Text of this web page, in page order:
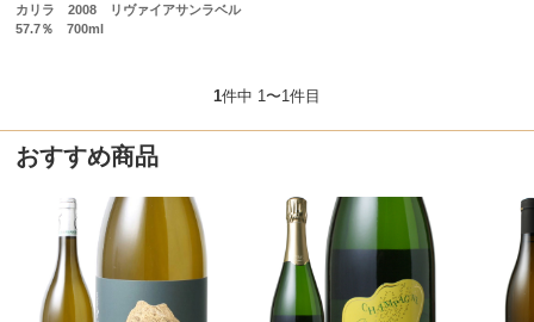
カリラ 2008 リヴァイアサンラベル
57.7％ 700ml
1件中 1〜1件目
おすすめ商品